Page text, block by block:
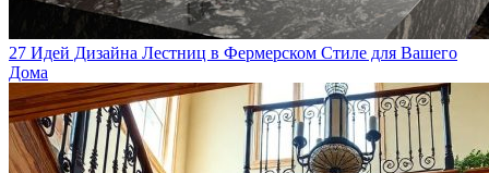
27 Идей Дизайна Лестниц в Фермерском Стиле для Вашего
Дома